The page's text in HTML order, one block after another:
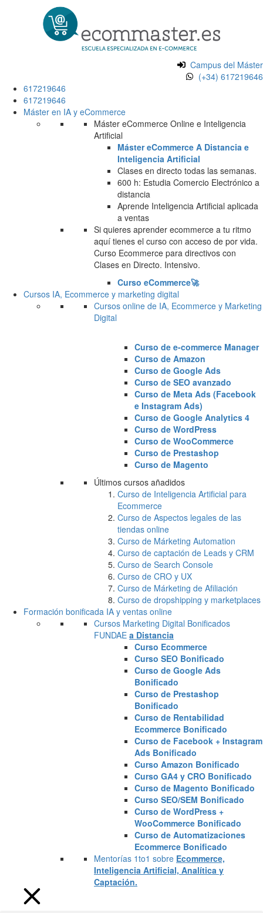
Campus del Máster
(+34) 617219646
617219646
617219646
Máster en IA y eCommerce
Máster eCommerce Online e Inteligencia
Artificial
Máster eCommerce A Distancia e
Inteligencia Artificial
Clases en directo todas las semanas.
600 h: Estudia Comercio Electrónico a
distancia
Aprende Inteligencia Artificial aplicada
a ventas
Si quieres aprender ecommerce a tu ritmo
aquí tienes el curso con acceso de por vida.
Curso Ecommerce para directivos con
Clases en Directo. Intensivo.
Curso eCommerce🚀
Cursos IA, Ecommerce y marketing digital
Cursos online de IA, Ecommerce y Marketing
Digital
Curso de e-commerce Manager
Curso de Amazon
Curso de Google Ads
Curso de SEO avanzado
Curso de Meta Ads (Facebook
e Instagram Ads)
Curso de Google Analytics 4
Curso de WordPress
Curso de WooCommerce
Curso de Prestashop
Curso de Magento
Últimos cursos añadidos
Curso de Inteligencia Artificial para
Ecommerce
Curso de Aspectos legales de las
tiendas online
Curso de Márketing Automation
Curso de captación de Leads y CRM
Curso de Search Console
Curso de CRO y UX
Curso de Márketing de Afiliación
Curso de dropshipping y marketplaces
Formación bonificada IA y ventas online
Cursos Marketing Digital Bonificados
FUNDAE a Distancia
Curso Ecommerce
Curso SEO Bonificado
Curso de Google Ads
Bonificado
Curso de Prestashop
Bonificado
Curso de Rentabilidad
Ecommerce Bonificado
Curso de Facebook + Instagram
Ads Bonificado
Curso Amazon Bonificado
Curso GA4 y CRO Bonificado
Curso de Magento Bonificado
Curso SEO/SEM Bonificado
Curso de WordPress +
WooCommerce Bonificado
Curso de Automatizaciones
Ecommerce Bonificado
Mentorías 1to1 sobre Ecommerce,
Inteligencia Artificial, Analítica y
Captación.